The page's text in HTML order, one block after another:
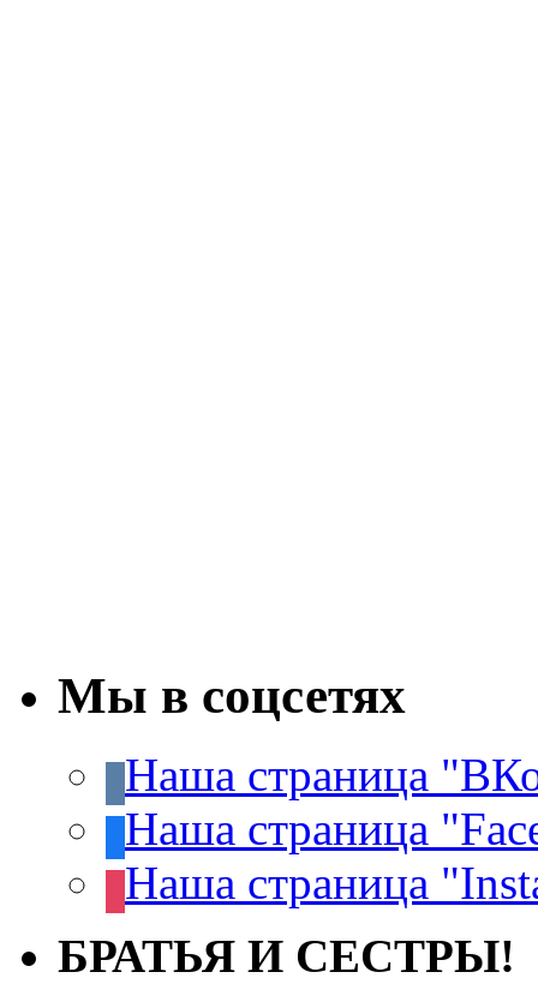
Мы в соцсетях
Наша страница
Наша страница
Наша страница
БРАТЬЯ И СЕСТРЫ!